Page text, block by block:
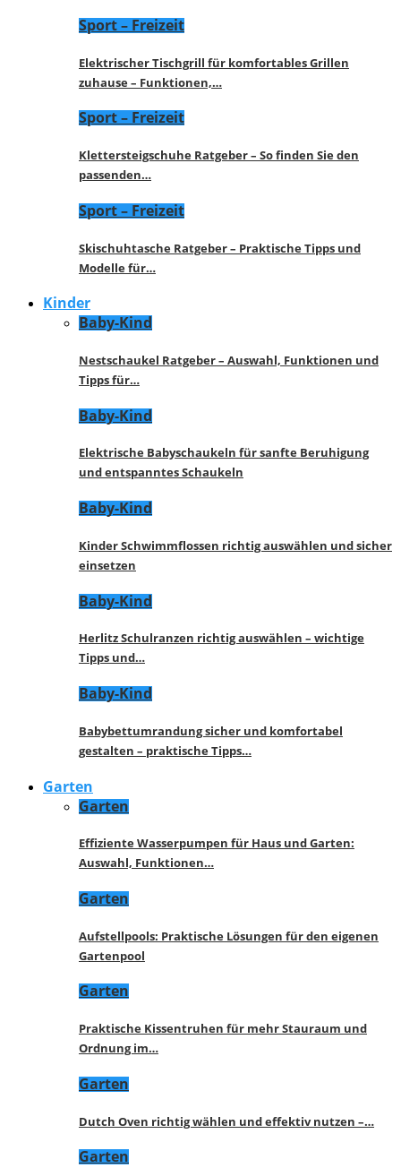
Sport – Freizeit
Elektrischer Tischgrill für komfortables Grillen
zuhause – Funktionen,…
Sport – Freizeit
Klettersteigschuhe Ratgeber – So finden Sie den
passenden…
Sport – Freizeit
Skischuhtasche Ratgeber – Praktische Tipps und
Modelle für…
Kinder
Baby-Kind
Nestschaukel Ratgeber – Auswahl, Funktionen und
Tipps für…
Baby-Kind
Elektrische Babyschaukeln für sanfte Beruhigung
und entspanntes Schaukeln
Baby-Kind
Kinder Schwimmflossen richtig auswählen und sicher
einsetzen
Baby-Kind
Herlitz Schulranzen richtig auswählen – wichtige
Tipps und…
Baby-Kind
Babybettumrandung sicher und komfortabel
gestalten – praktische Tipps…
Garten
Garten
Effiziente Wasserpumpen für Haus und Garten:
Auswahl, Funktionen…
Garten
Aufstellpools: Praktische Lösungen für den eigenen
Gartenpool
Garten
Praktische Kissentruhen für mehr Stauraum und
Ordnung im…
Garten
Dutch Oven richtig wählen und effektiv nutzen –…
Garten